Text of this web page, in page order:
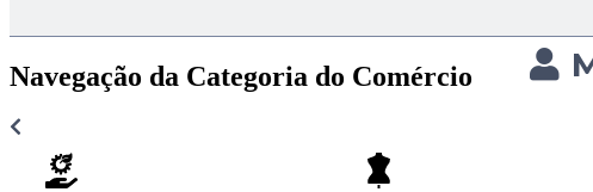
Navegação da Categoria do Comércio